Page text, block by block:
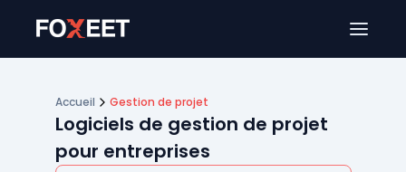
Accueil Gestion de projet
Logiciels de gestion de projet
pour entreprises